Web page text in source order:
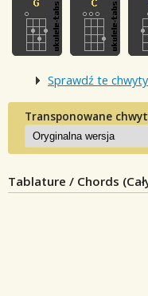
Sprawdź te
Transponowane
Tablature / Chords